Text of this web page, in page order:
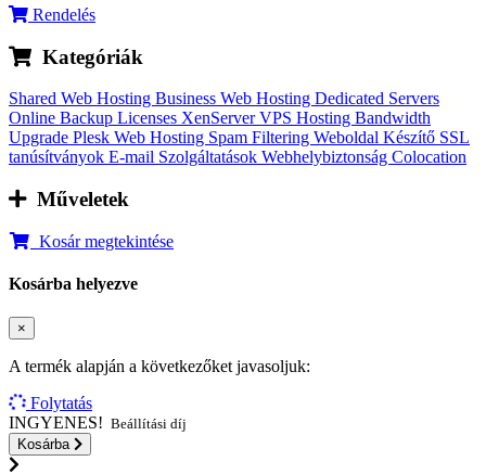
Rendelés
Kategóriák
Shared Web Hosting Business Web Hosting Dedicated Servers
Online Backup Licenses XenServer VPS Hosting Bandwidth
Upgrade Plesk Web Hosting Spam Filtering Weboldal Készítő SSL
tanúsítványok E-mail Szolgáltatások Webhelybiztonság Colocation
Műveletek
Kosár megtekintése
Kosárba helyezve
×
A termék alapján a következőket javasoljuk:
Folytatás
INGYENES! Beállítási díj
Kosárba